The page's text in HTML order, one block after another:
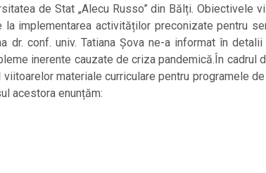
de Stat „Alecu Russo” din Bălți. Obiectivele
implementarea activităților preconizate pentru
conf. univ. Tatiana Șova ne-a informat în
inerente cauzate de criza pandemică.În cadrul
materiale curriculare pentru programele
acestora enunțăm: